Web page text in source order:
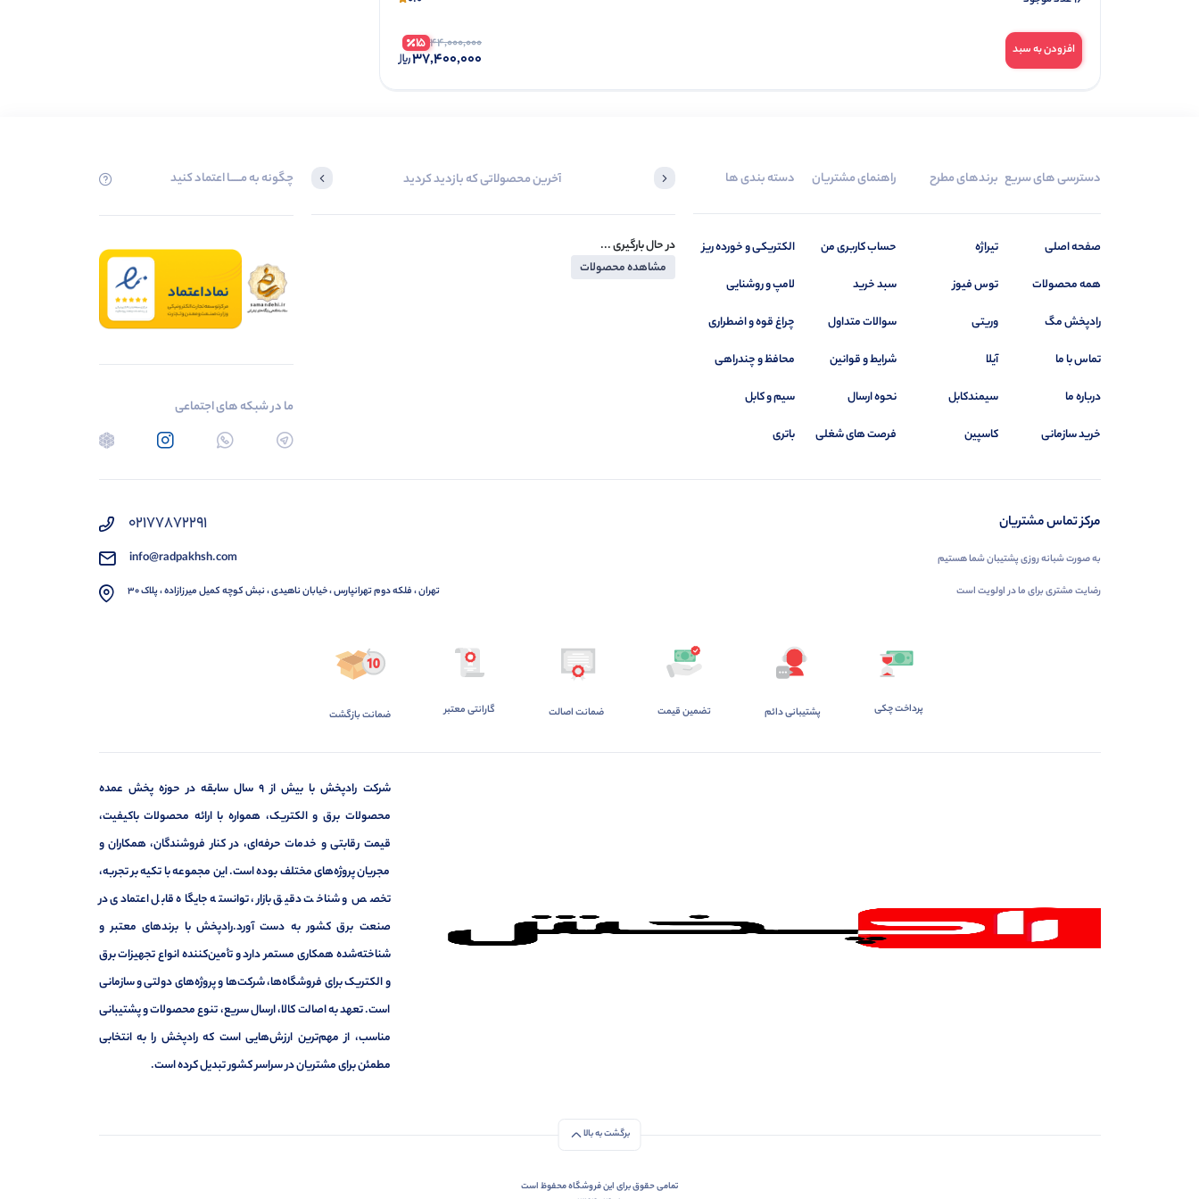
افزودن به سبد 44,000,000
15
37,400,000
دسترسی های سریع
صفحه اصلی
همه محصولات
رادپخش مگ
تماس با ما
درباره ما
خرید سازمانی
برندهای مطرح
تیراژه
توس فیوز
وریتی
آیلا
سیمندکابل
کاسپین
راهنمای مشتریان
حساب کاربری من
سبد خرید
سوالات متداول
شرایط و قوانین
نحوه ارسال
فرصت های شغلی
دسته بندی ها
الکتریکی و خورده ریز
لامپ و روشنایی
چراغ قوه و اضطراری
محافظ و چندراهی
سیم و کابل
باتری
آخرین محصولاتی که بازدید کردید
در حال بارگیری ...
مشاهده محصولات
چگونه به مــــــا اعتماد کنید
ما در شبکه های اجتماعی
مرکز تماس مشتریان
به صورت شبانه روزی پشتیبان شما هستیم
رضایت مشتری برای ما در اولویت است
02177872291
info@radpakhsh.com
تهران ، فلکه دوم تهرانپارس ، خیابان ناهیدی ، نبش کوچه کمیل میرزازاده ، پلاک 30
پرداخت چکی پشتیبانی دائم تضمین قیمت ضمانت اصالت گارانتی معتبر ضمانت بازگشت
شرکت رادپخش با بیش از ۹ سال سابقه در حوزه پخش عمده
محصولات برق و الکتریک، همواره با ارائه محصولات باکیفیت،
قیمت رقابتی و خدمات حرفه‌ای، در کنار فروشندگان، همکاران و
مجریان پروژه‌های مختلف بوده است. این مجموعه با تکیه بر تجربه،
تخصص و شناخت دقیق بازار، توانسته جایگاه قابل اعتمادی در
صنعت برق کشور به دست آورد.رادپخش با برندهای معتبر و
شناخته‌شده همکاری مستمر دارد و تأمین‌کننده انواع تجهیزات برق
و الکتریک برای فروشگاه‌ها، شرکت‌ها و پروژه‌های دولتی و سازمانی
است. تعهد به اصالت کالا، ارسال سریع، تنوع محصولات و پشتیبانی
مناسب، از مهم‌ترین ارزش‌هایی است که رادپخش را به انتخابی
مطمئن برای مشتریان در سراسر کشور تبدیل کرده است.
برگشت به بالا
تمامی حقوق برای این فروشگاه محفوظ است